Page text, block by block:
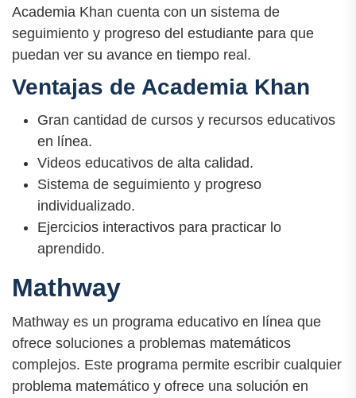
Academia Khan cuenta con un sistema de
seguimiento y progreso del estudiante para que
puedan ver su avance en tiempo real.
Ventajas de Academia Khan
Gran cantidad de cursos y recursos educativos
en línea.
Videos educativos de alta calidad.
Sistema de seguimiento y progreso
individualizado.
Ejercicios interactivos para practicar lo
aprendido.
Mathway
Mathway es un programa educativo en línea que
ofrece soluciones a problemas matemáticos
complejos. Este programa permite escribir cualquier
problema matemático y ofrece una solución en